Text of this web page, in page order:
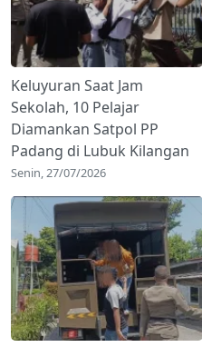
Keluyuran Saat Jam
Sekolah, 10 Pelajar
Diamankan Satpol PP
Padang di Lubuk Kilangan
Senin, 27/07/2026